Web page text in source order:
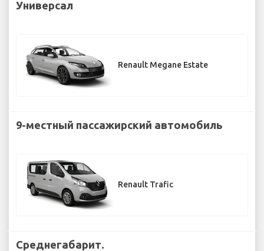
Универсал
Renault Megane Estate
9-местный пассажирский автомобиль
Renault Trafic
Среднегабарит.